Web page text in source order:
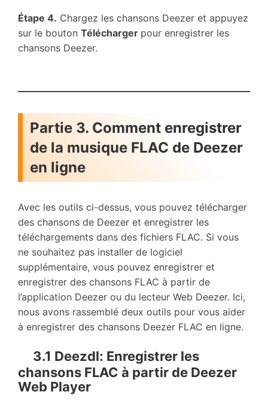
Étape 4. Chargez les chansons Deezer et appuyez
sur le bouton Télécharger pour enregistrer les
chansons Deezer.
Partie 3. Comment enregistrer
de la musique FLAC de Deezer
en ligne
Avec les outils ci-dessus, vous pouvez télécharger
des chansons de Deezer et enregistrer les
téléchargements dans des fichiers FLAC. Si vous
ne souhaitez pas installer de logiciel
supplémentaire, vous pouvez enregistrer et
enregistrer des chansons FLAC à partir de
l’application Deezer ou du lecteur Web Deezer. Ici,
nous avons rassemblé deux outils pour vous aider
à enregistrer des chansons Deezer FLAC en ligne.
3.1 Deezdl: Enregistrer les
chansons FLAC à partir de Deezer
Web Player